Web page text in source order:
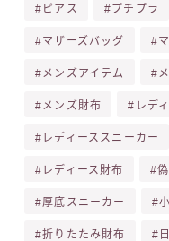
ピアス プチプラ
マザーズバッグ
メンズアイテム
メンズ財布 レデ
レディーススニーカー
レディース財布
厚底スニーカー
折りたたみ財布